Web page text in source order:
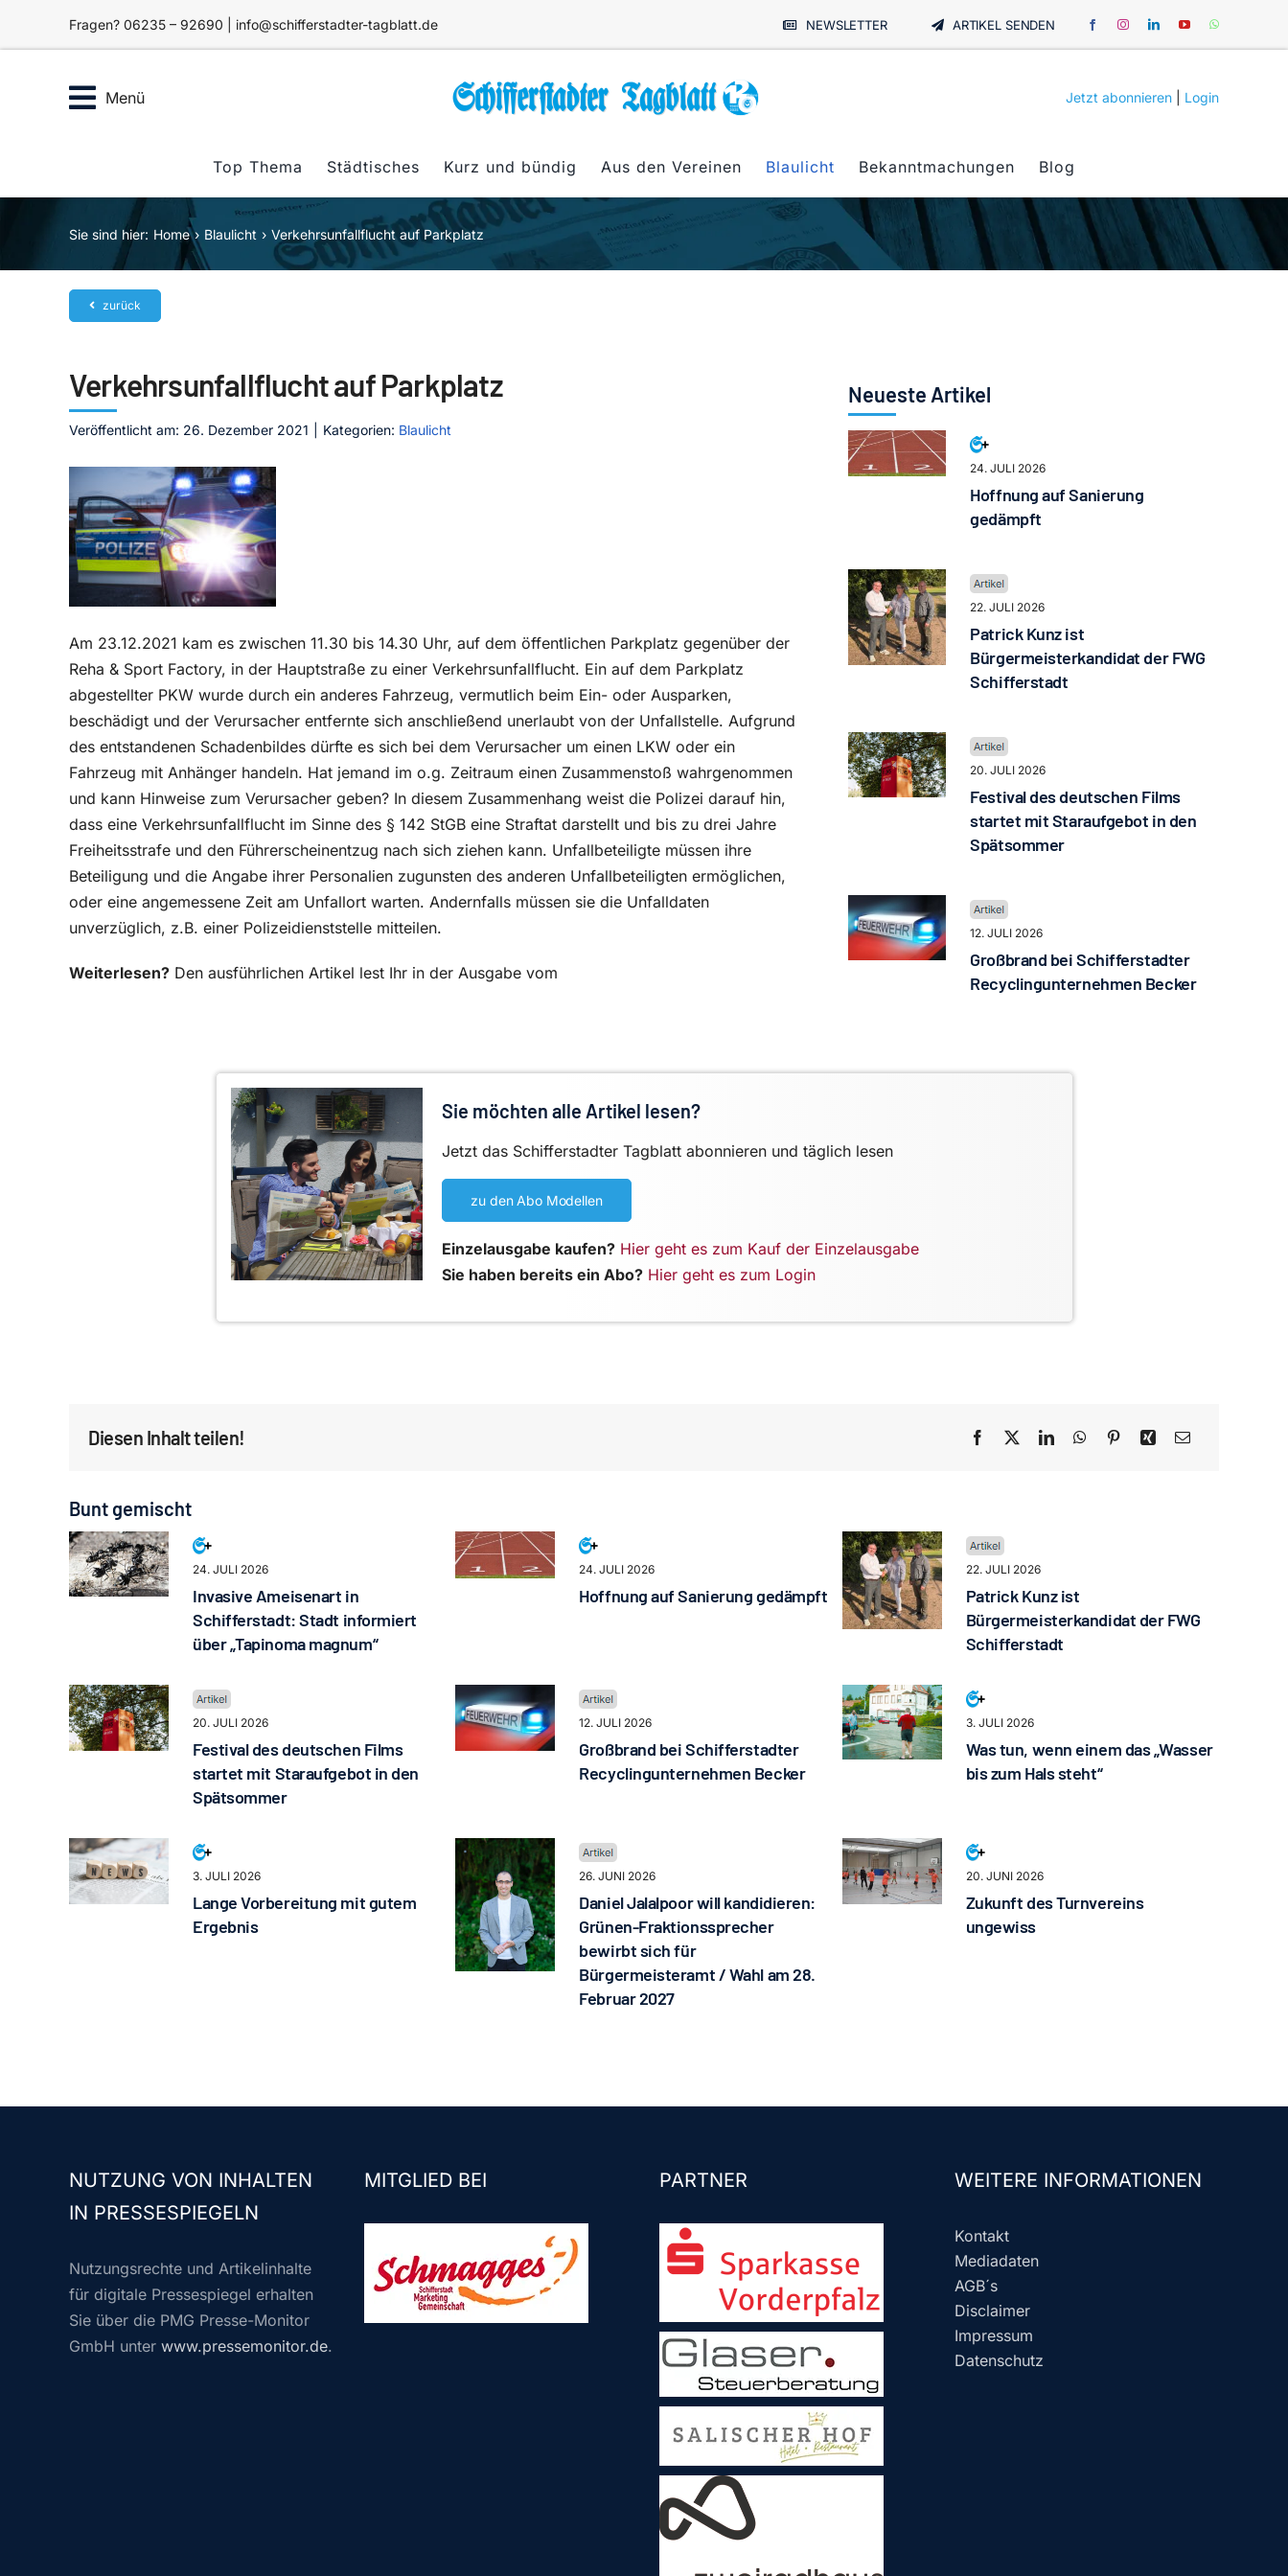
Fragen? 06235 – 92690 | info@schifferstadter-tagblatt.de NEWSLETTER ARTIKEL SENDEN
Menü Jetzt abonnieren Login
Top Thema Städtisches Kurz und bündig Aus den Vereinen Blaulicht Bekanntmachungen Blog
Sie sind hier: Home Blaulicht Verkehrsunfallflucht auf Parkplatz
zurück
Verkehrsunfallflucht auf Parkplatz
Veröffentlicht am: 26. Dezember 2021 Kategorien: Blaulicht
Am 23.12.2021 kam es zwischen 11.30 bis 14.30 Uhr, auf dem öffentlichen Parkplatz gegenüber der
Reha & Sport Factory, in der Hauptstraße zu einer Verkehrsunfallflucht. Ein auf dem Parkplatz
abgestellter PKW wurde durch ein anderes Fahrzeug, vermutlich beim Ein- oder Ausparken,
beschädigt und der Verursacher entfernte sich anschließend unerlaubt von der Unfallstelle. Aufgrund
des entstandenen Schadenbildes dürfte es sich bei dem Verursacher um einen LKW oder ein
Fahrzeug mit Anhänger handeln. Hat jemand im o.g. Zeitraum einen Zusammenstoß wahrgenommen
und kann Hinweise zum Verursacher geben? In diesem Zusammenhang weist die Polizei darauf hin,
dass eine Verkehrsunfallflucht im Sinne des § 142 StGB eine Straftat darstellt und bis zu drei Jahre
Freiheitsstrafe und den Führerscheinentzug nach sich ziehen kann. Unfallbeteiligte müssen ihre
Beteiligung und die Angabe ihrer Personalien zugunsten des anderen Unfallbeteiligten ermöglichen,
oder eine angemessene Zeit am Unfallort warten. Andernfalls müssen sie die Unfalldaten
unverzüglich, z.B. einer Polizeidienststelle mitteilen.
Weiterlesen? Den ausführlichen Artikel lest Ihr in der Ausgabe vom
Neueste Artikel
24. JULI 2026
Hoffnung auf Sanierung
gedämpft
22. JULI 2026
Patrick Kunz ist
Bürgermeisterkandidat der FWG
Schifferstadt
20. JULI 2026
Festival des deutschen Films
startet mit Staraufgebot in den
Spätsommer
12. JULI 2026
Großbrand bei Schifferstadter
Recyclingunternehmen Becker
Sie möchten alle Artikel lesen?
Jetzt das Schifferstadter Tagblatt abonnieren und täglich lesen
zu den Abo Modellen
Einzelausgabe kaufen? Hier geht es zum Kauf der Einzelausgabe
Sie haben bereits ein Abo? Hier geht es zum Login
Diesen Inhalt teilen!
Bunt gemischt
24. JULI 2026
Invasive Ameisenart in
Schifferstadt: Stadt informiert
über „Tapinoma magnum“
24. JULI 2026
Hoffnung auf Sanierung gedämpft
22. JULI 2026
Patrick Kunz ist
Bürgermeisterkandidat der FWG
Schifferstadt
20. JULI 2026
Festival des deutschen Films
startet mit Staraufgebot in den
Spätsommer
12. JULI 2026
Großbrand bei Schifferstadter
Recyclingunternehmen Becker
3. JULI 2026
Was tun, wenn einem das „Wasser
bis zum Hals steht“
3. JULI 2026
Lange Vorbereitung mit gutem
Ergebnis
26. JUNI 2026
Daniel Jalalpoor will kandidieren:
Grünen-Fraktionssprecher
bewirbt sich für
Bürgermeisteramt / Wahl am 28.
Februar 2027
20. JUNI 2026
Zukunft des Turnvereins
ungewiss
NUTZUNG VON INHALTEN
IN PRESSESPIEGELN
Nutzungsrechte und Artikelinhalte
für digitale Pressespiegel erhalten
Sie über die PMG Presse-Monitor
GmbH unter www.pressemonitor.de.
MITGLIED BEI PARTNER WEITERE INFORMATIONEN
Kontakt
Mediadaten
AGB´s
Disclaimer
Impressum
Datenschutz